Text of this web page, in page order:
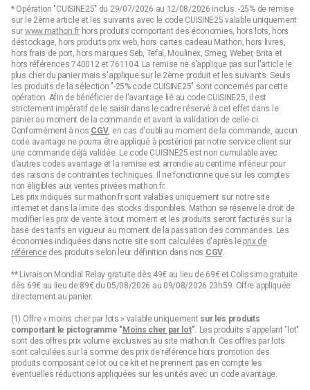
* Opération "CUISINE25" du 29/07/2026 au 12/08/2026 inclus. -25% de remise
sur le 2ème article et les suivants avec le code CUISINE25 valable uniquement
sur www.mathon.frhors produits comportant des économies, hors lots, hors
déstockage, hors produits prix web, hors cartes cadeau Mathon, hors livres,
hors frais de port, hors marques Seb, Tefal, Moulinex, Smeg, Weber, Brita et
hors références 740012 et 761104. La remise ne s’applique pas sur l’article le
plus cher du panier mais s'applique sur le 2ème produit et les suivants. Seuls
les produits de la sélection "-25% code CUISINE25" sont concernés par cette
opération. Afin de bénéficier de l'avantage lié au code CUISINE25, il est
strictement impératif de le saisir dans le cadre réservé à cet effet dans le
panier au moment de la commande et avant la validation de celle-ci.
Conformément à nos CGV, en cas d'oubli au moment de la commande, aucun
code avantage ne pourra être appliqué à postériori par notre service client sur
une commande déjà validée. Le code CUISINE25 est non cumulable avec
d’autres codes avantage et la remise est arrondie au centime inférieur pour
des raisons de contraintes techniques. Il ne fonctionne que sur les comptes
non éligibles aux ventes privées mathon.fr.
Les prix indiqués sur mathon.fr sont valables uniquement sur notre site
internet et dans la limite des stocks disponibles. Mathon se réserve le droit de
modifier les prix de vente à tout moment et les produits seront facturés sur la
base des tarifs en vigueur au moment de la passation des commandes. Les
économies indiquées dans notre site sont calculées d'après le prix de
référencedes produits selon leur définition dans nos CGV.
** Livraison Mondial Relay gratuite dès 49€ au lieu de 69€ et Colissimo gratuite
dès 69€ au lieu de 89€ du 05/08/2026 au 09/08/2026 23h59. Offre appliquée
directement au panier.
(1) Offre « moins cher par lots » valable uniquement sur les produits
comportant le pictogramme "Moins cher par lot". Les produits s'appelant "lot"
sont des offres prix volume exclusives au site mathon.fr. Ces offres par lots
sont calculées sur la somme des prix de référence hors promotion des
produits composant ce lot ou ce kit et ne prennent pas en compte les
éventuelles réductions appliquées sur les unités avec un code avantage.